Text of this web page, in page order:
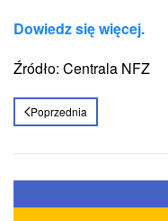
Dowiedz się więcej.
Źródło: Centrala NFZ
Poprzednia